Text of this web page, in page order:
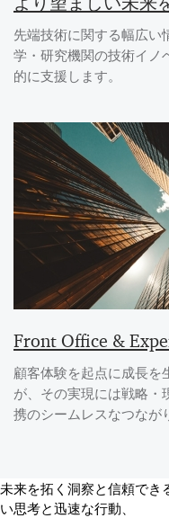
先端技術に関する幅広い
学・研究機関の技術イノ
的に支援します。
Front Office &
顧客体験を起点に成長を
が、その実現には戦略・
携のシームレスなつなが
未来を拓く洞察と信頼でき
い思考と迅速な行動、